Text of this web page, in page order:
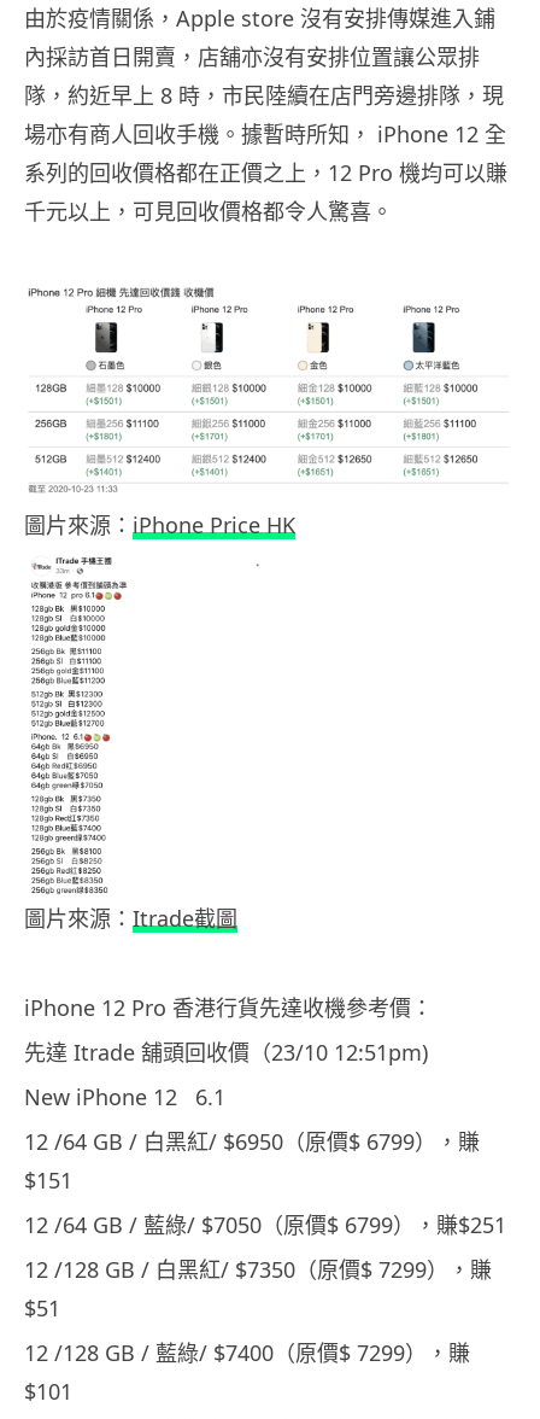
由於疫情關係，Apple store 沒有安排傳媒進入鋪
內採訪首日開賣，店舖亦沒有安排位置讓公眾排
隊，約近早上 8 時，市民陸續在店門旁邊排隊，現
場亦有商人回收手機。據暫時所知， iPhone 12 全
系列的回收價格都在正價之上，12 Pro 機均可以賺
千元以上，可見回收價格都令人驚喜。
圖片來源： iPhone Price HK
圖片來源： Itrade截圖
iPhone 12 Pro 香港行貨先達收機參考價：
先達 Itrade 舖頭回收價（23/10 12:51pm)
New iPhone 12 6.1
12 /64 GB / 白黑紅/ $6950（原價$ 6799），賺
$151
12 /64 GB / 藍綠/ $7050（原價$ 6799），賺$251
12 /128 GB / 白黑紅/ $7350（原價$ 7299），賺
$51
12 /128 GB / 藍綠/ $7400（原價$ 7299），賺
$101